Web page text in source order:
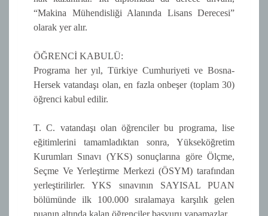
“Makina Mühendisliği Alanında Lisans Derecesi”
olarak yer alır.
ÖĞRENCİ KABULÜ:
Programa her yıl, Türkiye Cumhuriyeti ve Bosna-
Hersek vatandaşı olan, en fazla onbeşer (toplam 30)
öğrenci kabul edilir.
T. C. vatandaşı olan öğrenciler bu programa, lise
eğitimlerini tamamladıktan sonra, Yükseköğretim
Kurumları Sınavı (YKS) sonuçlarına göre Ölçme,
Seçme Ve Yerleştirme Merkezi (ÖSYM) tarafından
yerleştirilirler. YKS sınavının SAYISAL PUAN
bölümünde ilk 100.000 sıralamaya karşılık gelen
puanın altında kalan öğrenciler başvuru yapamazlar.